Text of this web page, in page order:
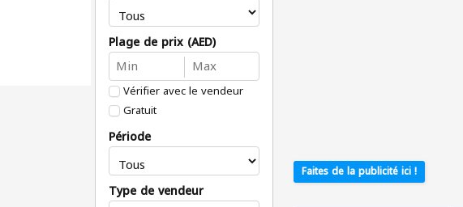
Plage de prix (AED)
Vérifier avec le vendeur
Gratuit
Période
Type de vendeur
Faites de la publicité ici !